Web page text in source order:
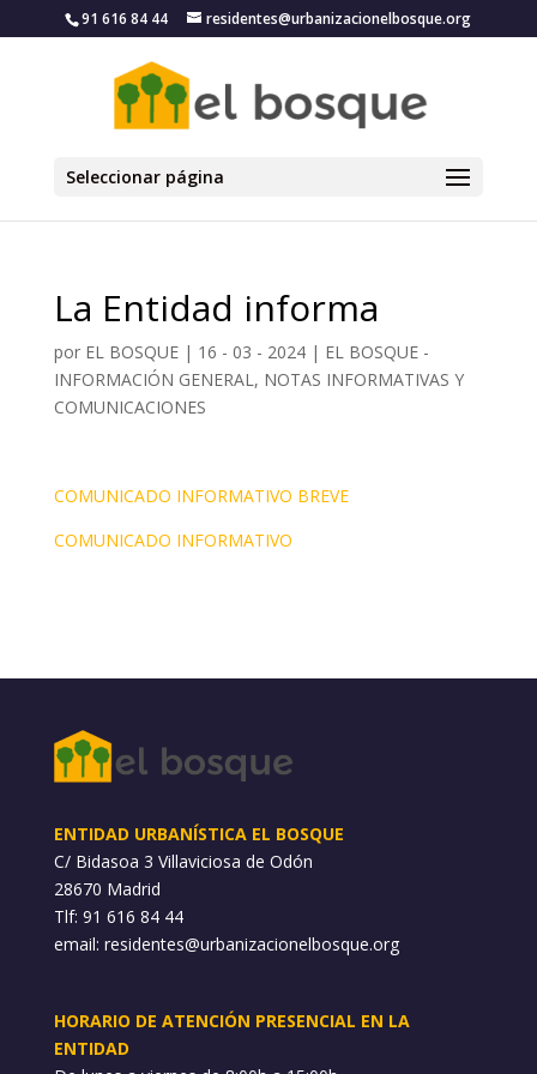
91 616 84 44 residentes@urbanizacionelbosque.org
Seleccionar página
La Entidad informa
por EL BOSQUE| 16 - 03 - 2024| EL BOSQUE -
INFORMACIÓN GENERAL, NOTAS INFORMATIVAS Y
COMUNICACIONES
COMUNICADO INFORMATIVO BREVE
COMUNICADO INFORMATIVO
ENTIDAD URBANÍSTICA EL BOSQUE
C/ Bidasoa 3 Villaviciosa de Odón
28670 Madrid
Tlf: 91 616 84 44
email: residentes@urbanizacionelbosque.org
HORARIO DE ATENCIÓN PRESENCIAL EN LA
ENTIDAD